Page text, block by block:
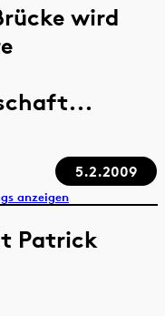
wird
5.2.2009
anzeigen
Patrick